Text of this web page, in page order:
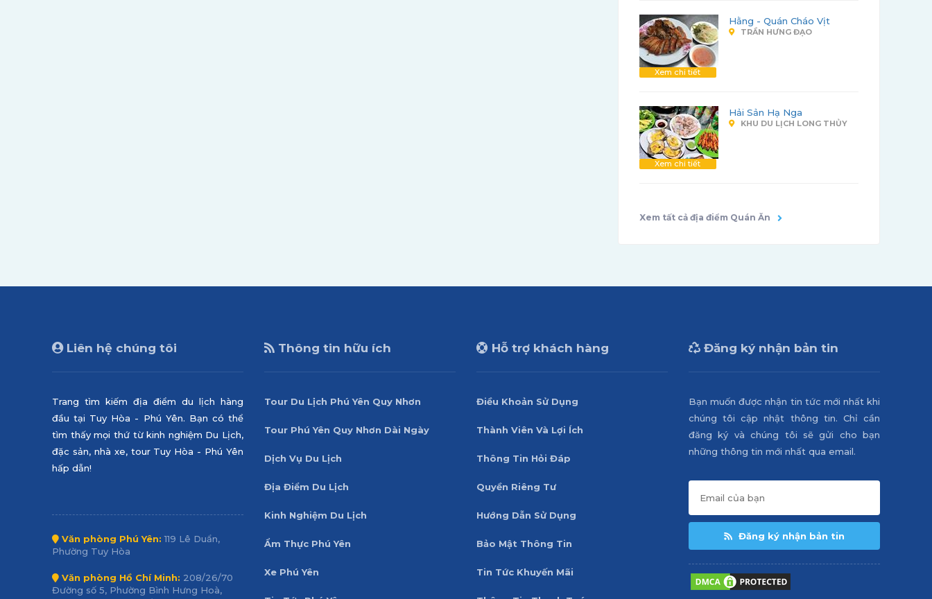
Xem chi tiết
Hằng - Quán Cháo Vịt
TRẦN HƯNG ĐẠO
Xem chi tiết
Hải Sản Hạ Nga
KHU DU LỊCH LONG THỦY
Xem tất cả địa điểm Quán Ăn
Liên hệ chúng tôi
Trang tìm kiếm địa điểm du lịch hàng
đầu tại Tuy Hòa - Phú Yên. Bạn có thể
tìm thấy mọi thứ từ kinh nghiệm Du Lịch,
đặc sản, nhà xe, tour Tuy Hòa - Phú Yên
hấp dẫn!
Văn phòng Phú Yên: 119 Lê Duẩn,
Phường Tuy Hòa
Văn phòng Hồ Chí Minh: 208/26/70
Đường số 5, Phường Bình Hưng Hoà,
Thông tin hữu ích
Tour Du Lịch Phú Yên Quy Nhơn
Tour Phú Yên Quy Nhơn Dài Ngày
Dịch Vụ Du Lịch
Địa Điểm Du Lịch
Kinh Nghiệm Du Lịch
Ẩm Thực Phú Yên
Xe Phú Yên
Hỗ trợ khách hàng
Điều Khoản Sử Dụng
Thành Viên Và Lợi Ích
Thông Tin Hỏi Đáp
Quyền Riêng Tư
Hướng Dẫn Sử Dụng
Bảo Mật Thông Tin
Tin Tức Khuyến Mãi
Đăng ký nhận bản tin
Bạn muốn được nhận tin tức mới nhất khi
chúng tôi cập nhật thông tin. Chỉ cần
đăng ký và chúng tôi sẽ gửi cho bạn
những thông tin mới nhất qua email.
Đăng ký nhận bản tin